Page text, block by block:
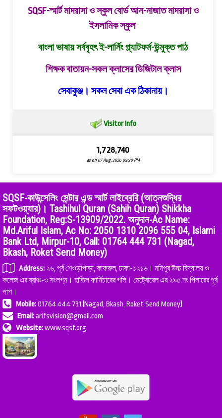
SQSF-স্মার্ট মাদরাসা ও স্কুল বোর্ড আন-নাজাত মাদরাসা ও
ইসলামিক স্কুল
বাংলা ভাষায় সর্ববৃহৎ ই-লার্নিং প্ল্যাটফর্ম-উন্মুক্ত পাঠ
শিক্ষক বাতায়ন-সকল ক্লাসের ডিজিটাল ক্লাস
সেবাকুঞ্জ। সকল সেবা এক ঠিকানায়।
Visitor Info
1,728,740
as on 07 Aug, 2026 09:28 PM
SQSF-কাউন্সেলিং সেন্টার এন্ড স্মার্ট লাইব্রেরি (আত্নশুদ্ধির
সফটওয়্যার)। Tashihul Quran (Sahih Quran) Shikkha
Foundation, Reg:S-13909/2022. অনুদান-Ac Name:
Md.Ariful Islam, Ac No: 2050 1310 2096 555 04, Islami
Bank Ltd, Mirpur-10, Call: 01764 444 731 (Nagad,
Bkash, Roket Send Money)
Address: ২৬, পূর্ব শেওড়াপাড়া, কাফরুল, ঢাকা-১২১৬। মনিপুর উচ্চ বিদ্যালয় ও
কলেজ এর ব্রাঞ্চ-৩ সংলগ্ন। হাতিল ফার্নিচারের গলি। মেট্রোরেল এর ২৯৫ নং পিলারের পূর্ব
পাশ।
Mobile:01764 444 731 (Nagad, Bkash, Roket Send Money)
Email:arifsvision@gmail.com
Website:www.sqsf.org